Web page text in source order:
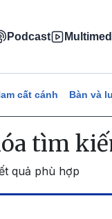
Podcast
cất cánh Bàn và
tìm
quả phù hợp